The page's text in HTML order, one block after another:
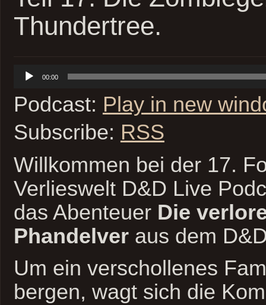
Thundertree.
Audio-
Player
00:00
Podcast: Play in new
Subscribe: RSS
Willkommen bei der 17.
Verlieswelt D&D Live
das Abenteuer Die
Phandelveraus dem
Um ein verschollenes
bergen, wagt sich die